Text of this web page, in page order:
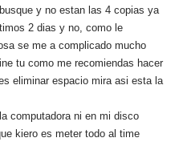
y no estan las 4 copias ya
2 dias y no, como le
se me a complicado mucho
tu como me recomiendas hacer
eliminar espacio mira asi esta la
computadora ni en mi disco
kiero es meter todo al time